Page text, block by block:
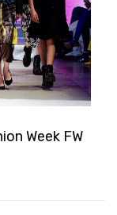
Week FW